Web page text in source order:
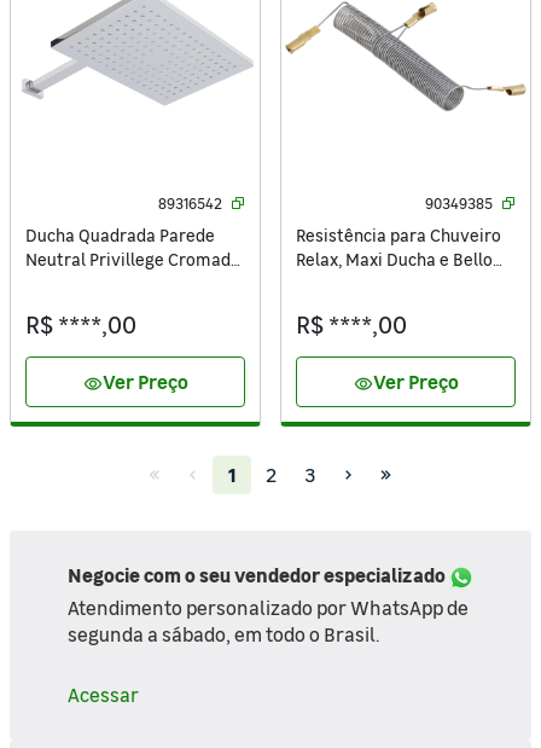
89316542
Ducha Quadrada Parede
Neutral Privillege Cromada
R$ ****,00
visibilityVer Preço
90349385
Resistência para Chuveiro
Relax, Maxi Ducha e Bello
R$ ****,00
visibilityVer Preço
1(current)
2 3
Negocie com o seu vendedor especializado
Atendimento personalizado por WhatsApp de
segunda a sábado, em todo o Brasil.
Acessar